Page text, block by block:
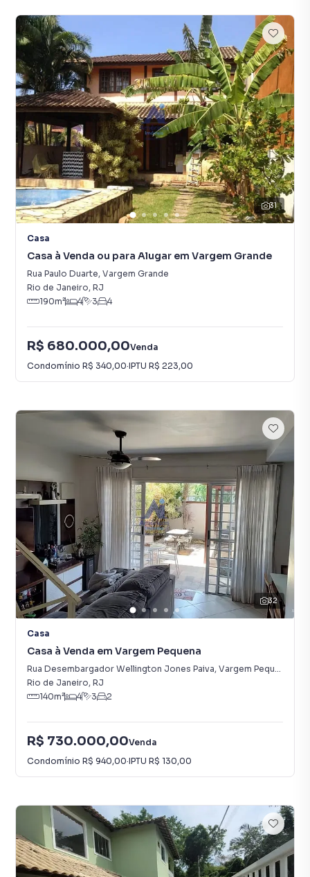
31
Casa
Casa à Venda ou para Alugar em Vargem Grande
Rua Paulo Duarte, Vargem Grande
Rio de Janeiro, RJ
190m² 4 3 4
R$ 680.000,00Venda
Condomínio R$ 340,00·IPTU R$ 223,00
32
Casa
Casa à Venda em Vargem Pequena
Rua Desembargador Wellington Jones Paiva, Vargem Pequena
Rio de Janeiro, RJ
140m² 4 3 2
R$ 730.000,00Venda
Condomínio R$ 940,00·IPTU R$ 130,00